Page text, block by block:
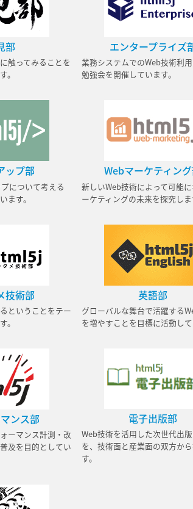
部
触ってみることを
。
エンタープライズ
業務システムでのWeb技術利
勉強会を開催しています。
ップ部
について考える
ます。
Webマーケティン
新しいWeb技術によって可能
ーケティングの未来を探究しま
技術部
ということをテー
。
英語部
グローバルな舞台で活躍する
を増やすことを目標に活動して
ンス部
ーマンス計測・改
及を目的としてい
電子出版部
Web技術を活用した次世代出
を、技術面と産業面の双方か
す。